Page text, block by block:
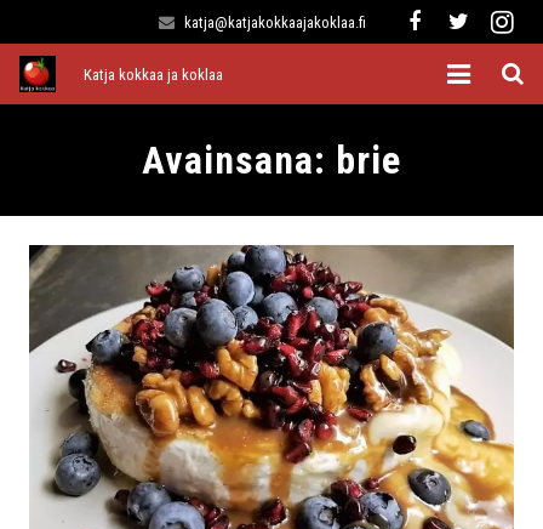
katja@katjakokkaajakoklaa.fi
Katja kokkaa ja koklaa
Pääruoat
Lisukkeet
Jälkiruoat
Kaikki reseptit
Avainsana: brie